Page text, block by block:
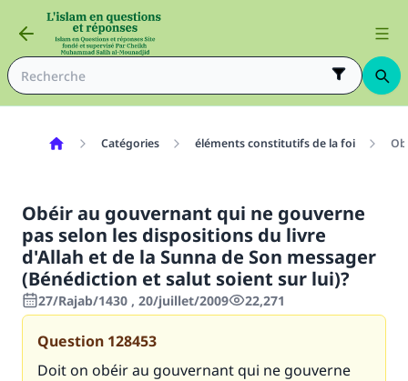
Catégories éléments constitutifs de la foi
Obéir au gouvernant qui ne gouverne
pas selon les dispositions du livre
d'Allah et de la Sunna de Son messager
(Bénédiction et salut soient sur lui)?
27/Rajab/1430 , 20/juillet/2009 22,271
Question 128453
Doit on obéir au gouvernant qui ne gouverne